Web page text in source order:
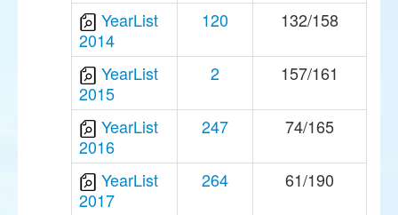
YearList
2014
120 132/158
YearList
2015
2 157/161
YearList
2016
247 74/165
YearList
2017
264 61/190